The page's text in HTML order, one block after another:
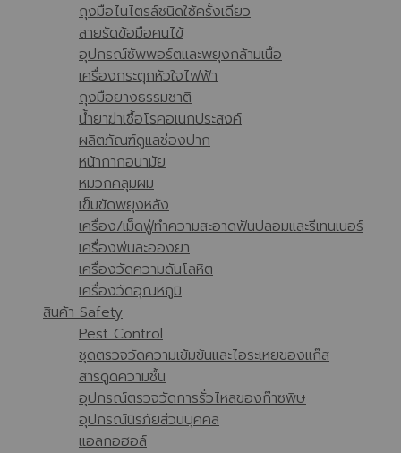
ถุงมือไนไตรล์ชนิดใช้ครั้งเดียว
สายรัดข้อมือคนไข้
อุปกรณ์ซัพพอร์ตและพยุงกล้ามเนื้อ
เครื่องกระตุกหัวใจไฟฟ้า
ถุงมือยางธรรมชาติ
น้ำยาฆ่าเชื้อโรคอเนกประสงค์
ผลิตภัณฑ์ดูแลช่องปาก
หน้ากากอนามัย
หมวกคลุมผม
เข็มขัดพยุงหลัง
เครื่อง/เม็ดฟู่ทำความสะอาดฟันปลอมและรีเทนเนอร์
เครื่องพ่นละอองยา
เครื่องวัดความดันโลหิต
เครื่องวัดอุณหภูมิ
สินค้า Safety
Pest Control
ชุดตรวจวัดความเข้มข้นและไอระเหยของแก๊ส
สารดูดความชื้น
อุปกรณ์ตรวจวัดการรั่วไหลของก๊าซพิษ
อุปกรณ์นิรภัยส่วนบุคคล
แอลกอฮอล์